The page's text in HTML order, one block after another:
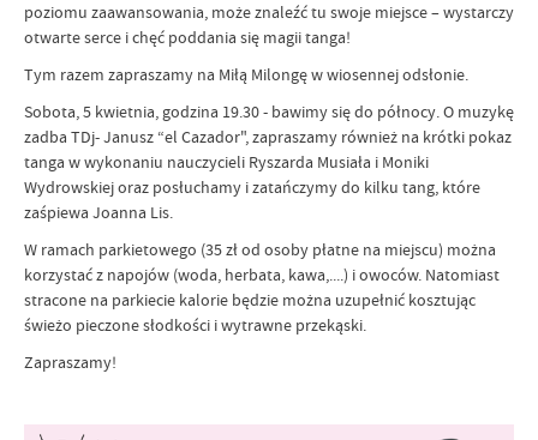
poziomu zaawansowania, może znaleźć tu swoje miejsce – wystarczy
otwarte serce i chęć poddania się magii tanga!
Tym razem zapraszamy na Miłą Milongę w wiosennej odsłonie.
Sobota, 5 kwietnia, godzina 19.30 - bawimy się do północy. O muzykę
zadba TDj- Janusz “el Cazador", zapraszamy również na krótki pokaz
tanga w wykonaniu nauczycieli Ryszarda Musiała i Moniki
Wydrowskiej oraz posłuchamy i zatańczymy do kilku tang, które
zaśpiewa Joanna Lis.
W ramach parkietowego (35 zł od osoby płatne na miejscu) można
korzystać z napojów (woda, herbata, kawa,....) i owoców. Natomiast
stracone na parkiecie kalorie będzie można uzupełnić kosztując
świeżo pieczone słodkości i wytrawne przekąski.
Zapraszamy!